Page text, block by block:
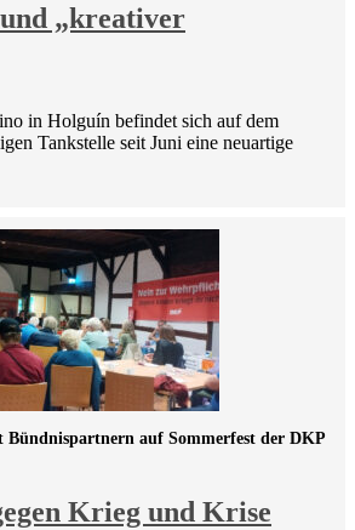
„kreativer
in Holguín befindet sich auf dem
Tankstelle seit Juni eine neuartige
Krieg und Krise
Bündnispartnern auf Sommerfest der DKP